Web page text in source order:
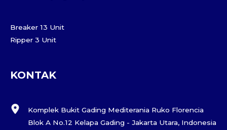
Breaker 13 Unit
Ripper 3 Unit
KONTAK
Komplek Bukit Gading Mediterania Ruko Florencia
Blok A No.12 Kelapa Gading - Jakarta Utara, Indonesia